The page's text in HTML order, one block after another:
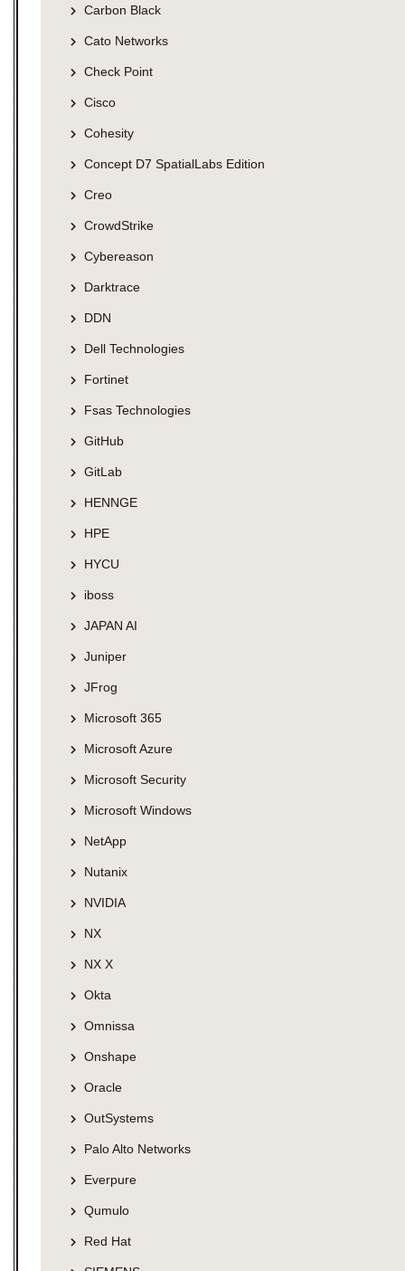
Carbon Black
Cato Networks
Check Point
Cisco
Cohesity
Concept D7 SpatialLabs Edition
Creo
CrowdStrike
Cybereason
Darktrace
DDN
Dell Technologies
Fortinet
Fsas Technologies
GitHub
GitLab
HENNGE
HPE
HYCU
iboss
JAPAN AI
Juniper
JFrog
Microsoft 365
Microsoft Azure
Microsoft Security
Microsoft Windows
NetApp
Nutanix
NVIDIA
NX
NX X
Okta
Omnissa
Onshape
Oracle
OutSystems
Palo Alto Networks
Everpure
Qumulo
Red Hat